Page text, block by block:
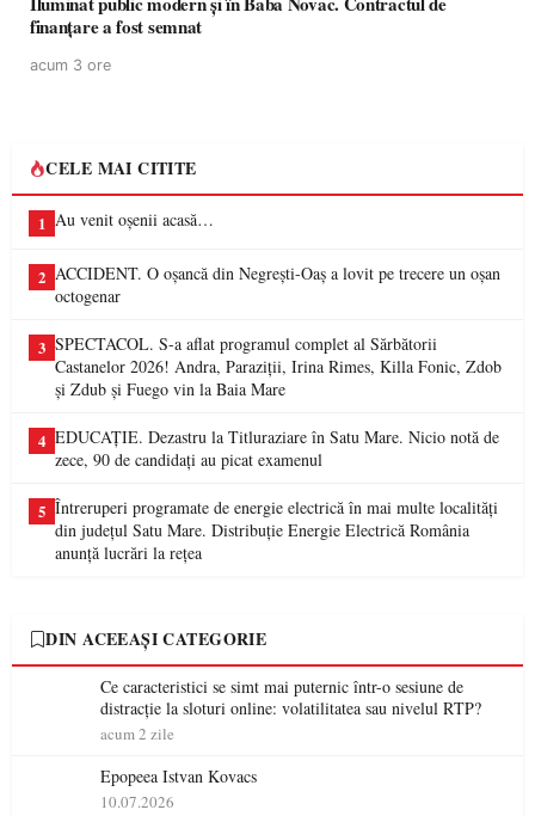
finanțare a fost semnat
acum 3 ore
CELE MAI CITITE
1 Au venit oșenii acasă…
2 ACCIDENT. O oșancă din Negrești-Oaș a lovit pe trecere un oșan
octogenar
3 SPECTACOL. S-a aflat programul complet al Sărbătorii
Castanelor 2026! Andra, Paraziții, Irina Rimes, Killa Fonic, Zdob
și Zdub și Fuego vin la Baia Mare
4 EDUCAȚIE. Dezastru la Titluraziare în Satu Mare. Nicio notă de
zece, 90 de candidați au picat examenul
5 Întreruperi programate de energie electrică în mai multe localități
din județul Satu Mare. Distribuție Energie Electrică România
anunță lucrări la rețea
DIN ACEEAȘI CATEGORIE
Ce caracteristici se simt mai puternic într-o sesiune de
distracție la sloturi online: volatilitatea sau nivelul RTP?
acum 2 zile
Epopeea Istvan Kovacs
10.07.2026